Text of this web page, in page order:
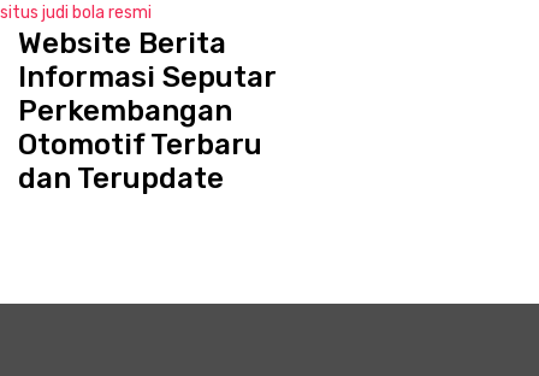
situs judi bola resmi
e
Website Berita
Informasi Seputar
Perkembangan
Otomotif Terbaru
dan Terupdate